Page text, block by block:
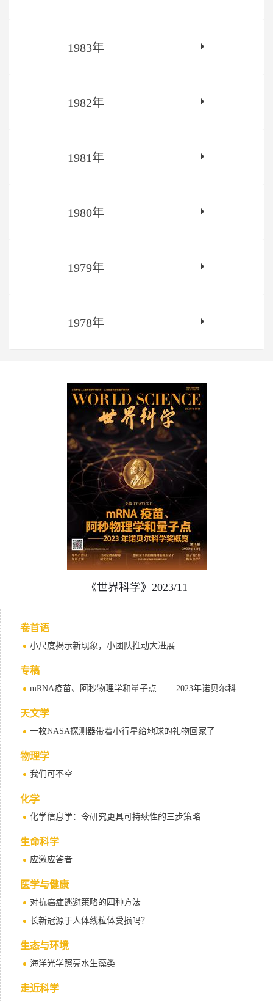
1983年
1982年
1981年
1980年
1979年
1978年
《世界科学》2023/11
卷首语
小尺度揭示新现象，小团队推动大进展
专稿
mRNA疫苗、阿秒物理学和量子点 ——2023年诺贝尔科学奖概览
天文学
一枚NASA探测器带着小行星给地球的礼物回家了
物理学
我们可不空
化学
化学信息学：令研究更具可持续性的三步策略
生命科学
应激应答者
医学与健康
对抗癌症逃避策略的四种方法
长新冠源于人体线粒体受损吗？
生态与环境
海洋光学照亮水生藻类
走近科学